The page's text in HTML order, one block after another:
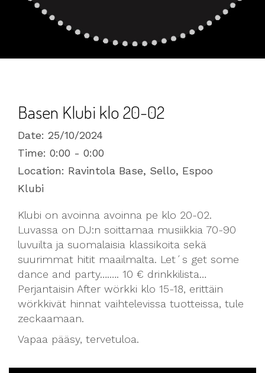
Basen Klubi klo 20-02
Date: 25/10/2024
Time: 0:00 - 0:00
Location: Ravintola Base, Sello, Espoo
Klubi
Klubi on avoinna avoinna pe klo 20-02.
Luvassa on DJ:n soittamaa musiikkia 70-90
luvuilta ja suomalaisia klassikoita sekä
suurimmat hitit maailmalta. Let´s get some
dance and party….…. 10 € drinkkilista…
Perjantaisin After wörkki klo 15-18, erittäin
wörkkivät hinnat vaihtelevissa tuotteissa, tule
zeckaamaan.
Vapaa pääsy, tervetuloa.